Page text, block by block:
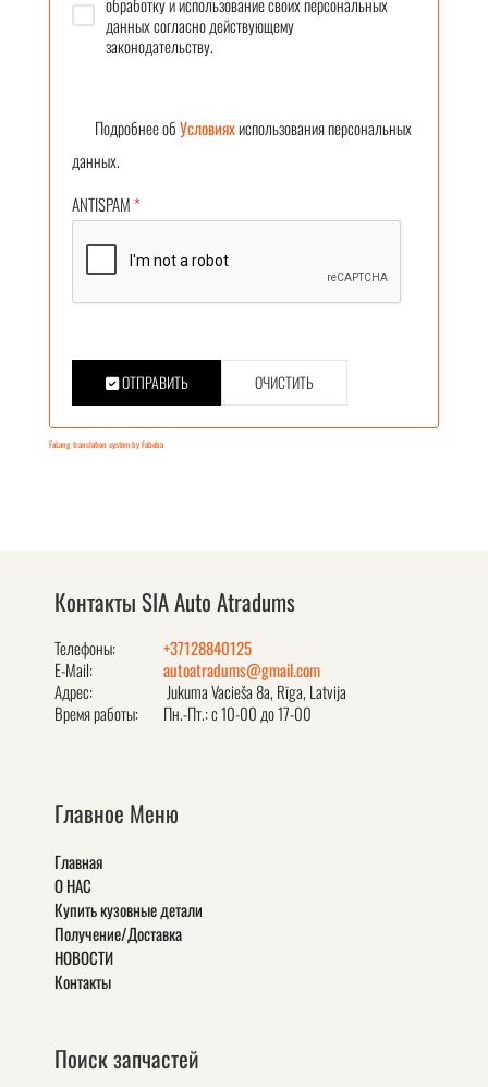
данных согласно действующему
законодательству.
Подробнее обУсловияхиспользования персональных
данных.
ANTISPAM*
ОТПРАВИТЬ ОЧИСТИТЬ
FaLang translation system by Faboba
Контакты SIA Auto Atradums
Телефоны:
+37128840125
E-Mail:
autoatradums@gmail.com
Адрес:
Jukuma Vacieša 8a, Rīga, Latvija
Время работы:
Пн.-Пт.: с 10-00 до 17-00
Главное Меню
Главная
О НАС
Купить кузовные детали
Получение/Доставка
НОВОСТИ
Контакты
Поиск запчастей